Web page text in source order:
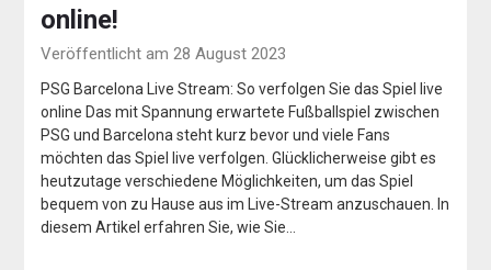
online!
Veröffentlicht am 28 August 2023
PSG Barcelona Live Stream: So verfolgen Sie das Spiel live
online Das mit Spannung erwartete Fußballspiel zwischen
PSG und Barcelona steht kurz bevor und viele Fans
möchten das Spiel live verfolgen. Glücklicherweise gibt es
heutzutage verschiedene Möglichkeiten, um das Spiel
bequem von zu Hause aus im Live-Stream anzuschauen. In
diesem Artikel erfahren Sie, wie Sie…